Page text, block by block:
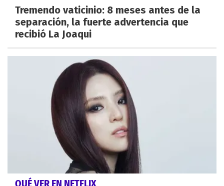
Tremendo vaticinio: 8 meses antes de la
separación, la fuerte advertencia que
recibió La Joaqui